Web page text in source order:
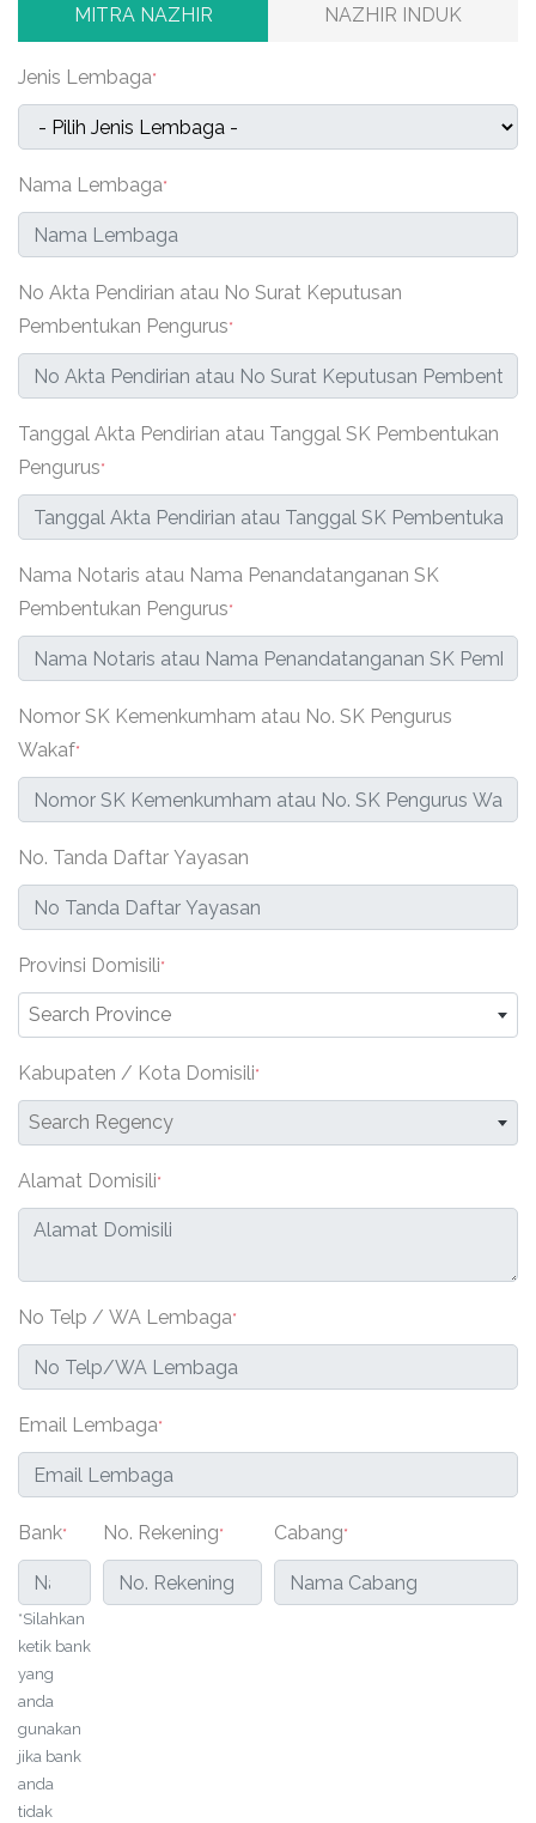
MITRA NAZHIR NAZHIR INDUK
Jenis Lembaga*
Nama Lembaga*
No Akta Pendirian atau No Surat Keputusan
Pembentukan Pengurus*
Tanggal Akta Pendirian atau Tanggal SK Pembentukan
Pengurus*
Nama Notaris atau Nama Penandatanganan SK
Pembentukan Pengurus*
Nomor SK Kemenkumham atau No. SK Pengurus
Wakaf*
No. Tanda Daftar Yayasan
Provinsi Domisili*
Search Province
Kabupaten / Kota Domisili*
Search Regency
Alamat Domisili*
No Telp / WA Lembaga*
Email Lembaga*
Bank*
*Silahkan
ketik bank
yang
anda
gunakan
jika bank
anda
tidak
No. Rekening* Cabang*